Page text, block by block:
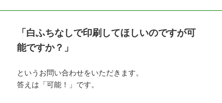
「白ふちなしで印刷してほしいのですが可
能ですか？」
というお問い合わせをいただきます。
答えは「可能！」です。